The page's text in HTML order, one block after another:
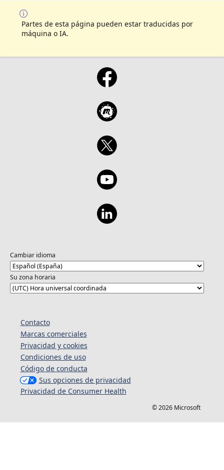
Partes de esta página pueden estar traducidas por
máquina o IA.
Cambiar idioma
Su zona horaria
Contacto
Marcas comerciales
Privacidad y cookies
Condiciones de uso
Código de conducta
Sus opciones de privacidad
Privacidad de Consumer Health
© 2026 Microsoft